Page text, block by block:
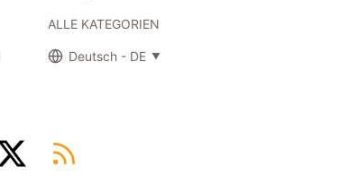
ALLE KATEGORIEN
Deutsch - DE